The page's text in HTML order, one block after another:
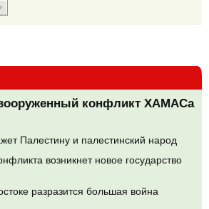
конфликт ХАМАСа
Палестину и палестинский народ
возникнет новое государство
разразится большая война